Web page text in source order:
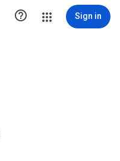
 Sign in